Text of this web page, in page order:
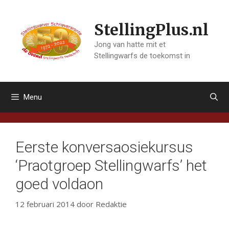
inhoud
StellingPlus.nl
Jong van hatte mit et
Stellingwarfs de toekomst in
Menu
Eerste konversaosiekursus
‘Praotgroep Stellingwarfs’ het
goed voldaon
12 februari 2014 door Redaktie